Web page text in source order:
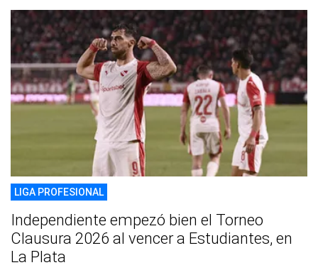
LIGA PROFESIONAL
Independiente empezó bien el Torneo
Clausura 2026 al vencer a Estudiantes, en
La Plata